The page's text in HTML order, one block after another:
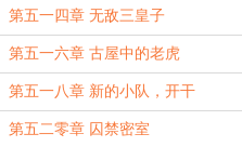
第五一四章 无敌三皇子
第五一六章 古屋中的老虎
第五一八章 新的小队，开干
第五二零章 囚禁密室